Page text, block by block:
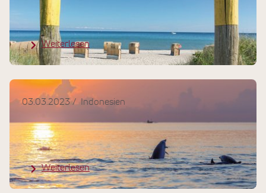
Ausflugstipps in Norddeutschland
Weiterlesen
Indonesien
03.03.2023
Delfine & Wale - die Nordküste von
Bali
Weiterlesen